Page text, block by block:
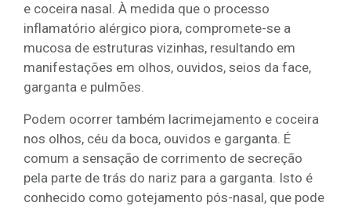
e coceira nasal. À medida que o processo
inflamatório alérgico piora, compromete-se a
mucosa de estruturas vizinhas, resultando em
manifestações em olhos, ouvidos, seios da face,
garganta e pulmões.
Podem ocorrer também lacrimejamento e coceira
nos olhos, céu da boca, ouvidos e garganta. É
comum a sensação de corrimento de secreção
pela parte de trás do nariz para a garganta. Isto é
conhecido como gotejamento pós-nasal, que pode